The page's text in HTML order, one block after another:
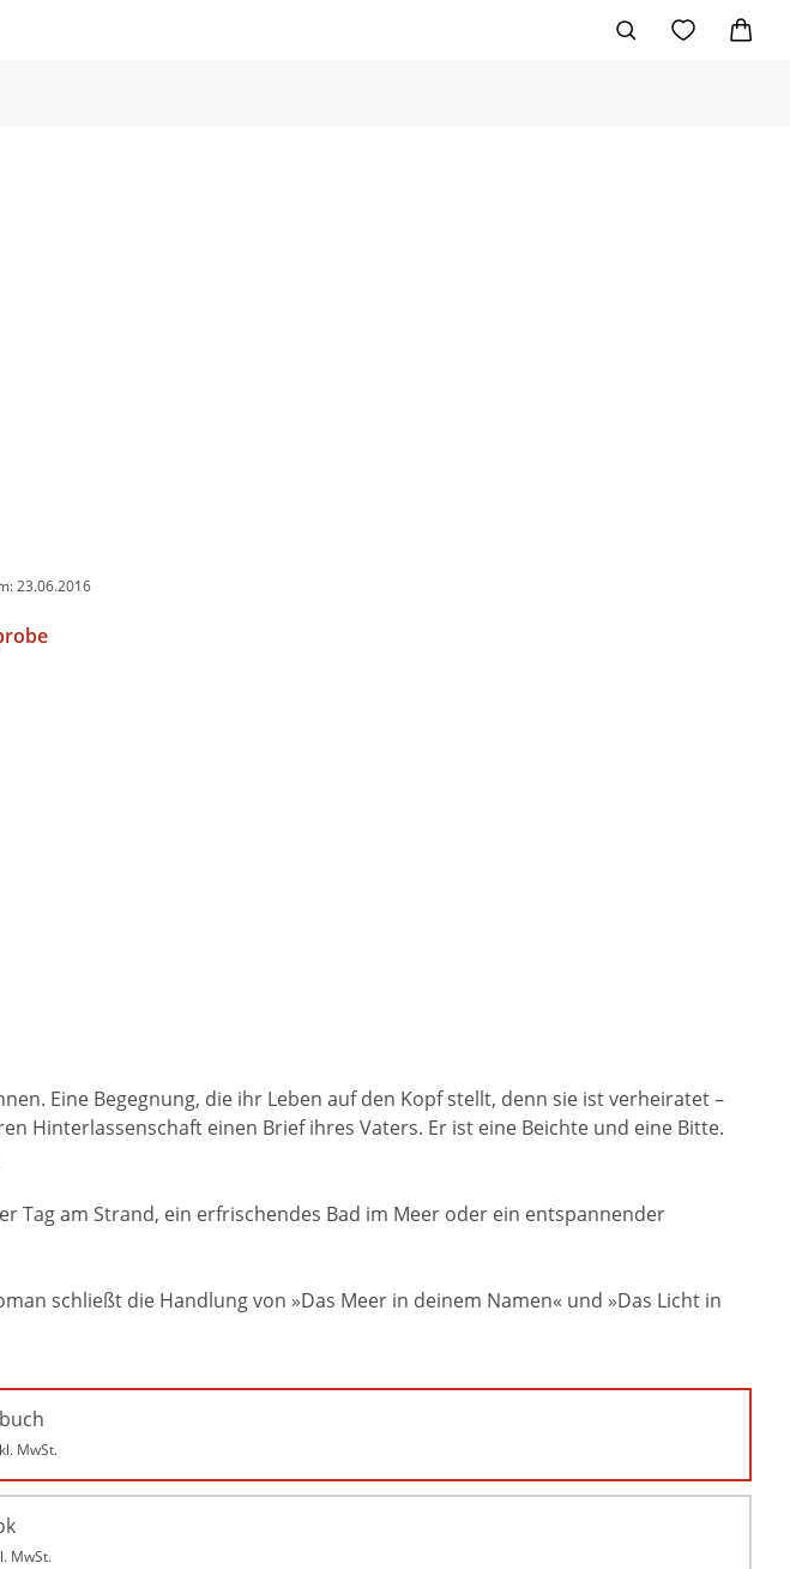
23.06.2016
Eine Begegnung, die ihr Leben auf den Kopf stellt, denn sie ist verheiratet –
Hinterlassenschaft einen Brief ihres Vaters. Er ist eine Beichte und eine Bitte.
Tag am Strand, ein erfrischendes Bad im Meer oder ein entspannender
schließt die Handlung von »Das Meer in deinem Namen« und »Das Licht in
MwSt.
MwSt.